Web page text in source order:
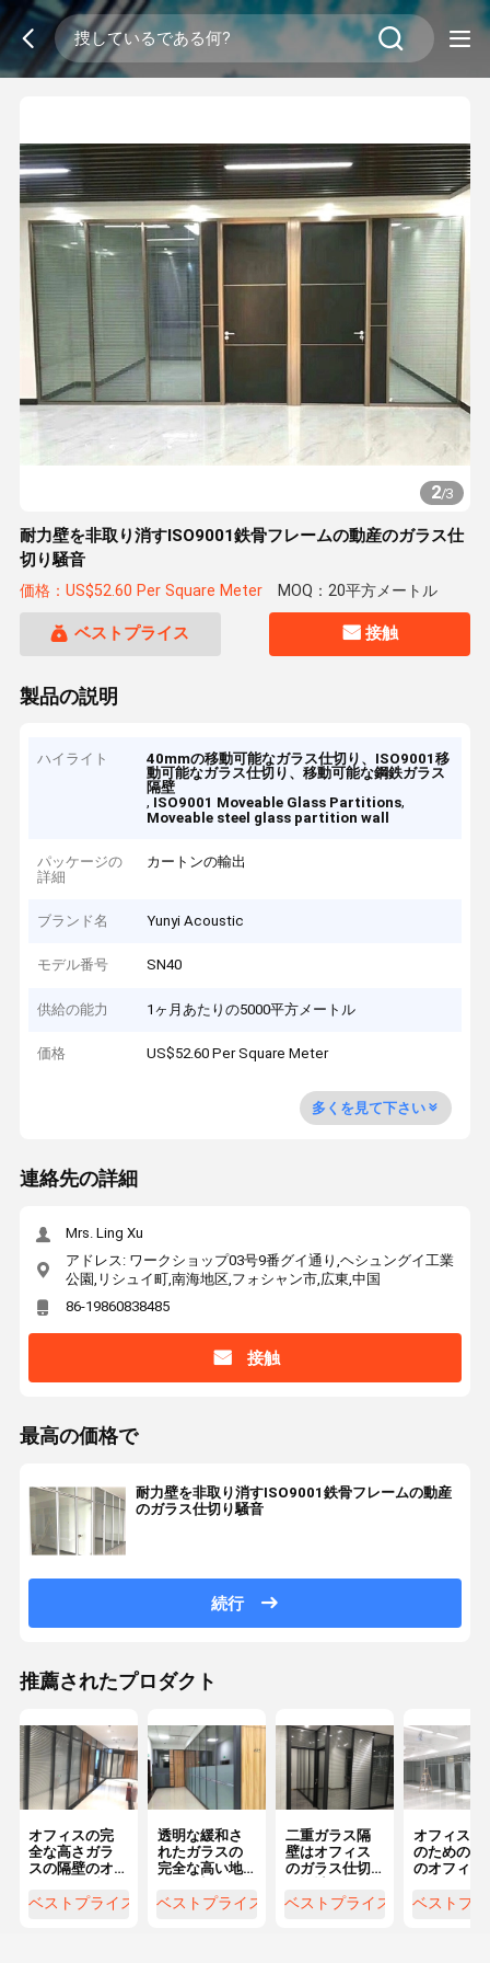
2/3
耐力壁を非取り消すISO9001鉄骨フレームの動産のガラス仕
切り騒音
価格：US$52.60 Per Square Meter MOQ：20平方メートル
ベストプライス 接触
製品の説明
ハイライト
40mmの移動可能なガラス仕切り、ISO9001移
動可能なガラス仕切り、移動可能な鋼鉄ガラス
隔壁
, ISO9001 Moveable Glass Partitions,
Moveable steel glass partition wall
パッケージの
詳細
カートンの輸出
ブランド名 Yunyi Acoustic
モデル番号 SN40
供給の能力 1ヶ月あたりの5000平方メートル
価格 US$52.60 Per Square Meter
多くを見て下さい
連絡先の詳細
Mrs. Ling Xu
アドレス: ワークショップ03号9番グイ通り,ヘシュングイ工業
公園,リシュイ町,南海地区,フォシャン市,広東,中国
86-19860838485
接触
最高の価格で
耐力壁を非取り消すISO9001鉄骨フレームの動産
のガラス仕切り騒音
続行
推薦されたプロダクト
オフィスの完
全な高さガラ
スの隔壁のオ
インドが付い
ベストプライス
透明な緩和さ
れたガラスの
完全な高い地
Framelessガ
ベストプライス
二重ガラス隔
壁はオフィス
のガラス仕切
のガラスを和
ベストプライス
オフィス
のための良
のオフィス
一ガラス
ベストプ